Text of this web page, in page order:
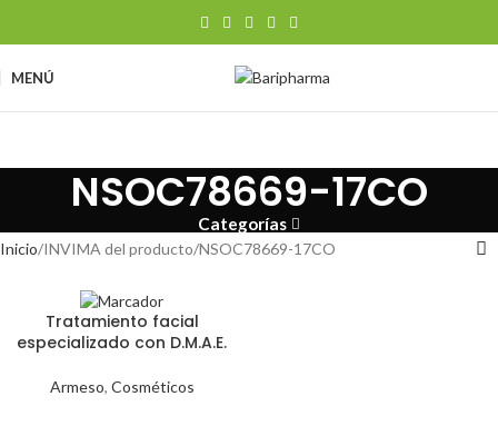
MENÚ
NSOC78669-17CO
Categorías
Inicio INVIMA del producto NSOC78669-17CO
Tratamiento facial
especializado con D.M.A.E.
Armeso, Cosméticos